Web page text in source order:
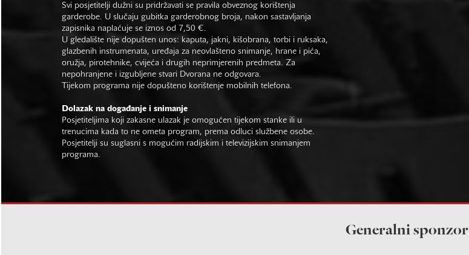
Svi posjetitelji dužni su pridržavati se pravila obveznog korištenja
garderobe. U slučaju gubitka garderobnog broja, nakon sastavljanja
zapisnika naplaćuje se iznos od 7,50 €.
U gledalište nije dopušten unos: kaputa, jakni, kišobrana, torbi i ruksaka,
glazbenih instrumenata, uređaja za neovlašteno snimanje, hrane i pića,
oružja, pirotehnike, cvijeća i drugih neprimjerenih predmeta. Za
nepohranjene i izgubljene stvari Dvorana ne odgovara.
Tijekom programa nije dopušteno korištenje mobilnih telefona.
Dolazak na događanje i snimanje
Posjetiteljima koji zakasne ulazak je omogućen tijekom stanke ili u
trenucima kada to ne ometa program, prema odluci službene osobe.
Posjetitelji su suglasni s mogućim radijskim i televizijskim snimanjem
programa.
Generalni sponzor